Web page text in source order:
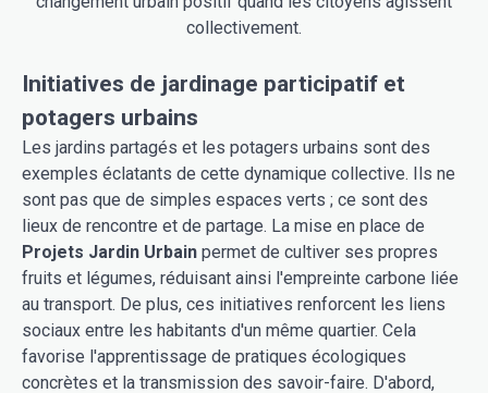
collectivement.
Initiatives de jardinage participatif et
potagers urbains
Les jardins partagés et les potagers urbains sont des
exemples éclatants de cette dynamique collective. Ils ne
sont pas que de simples espaces verts ; ce sont des
lieux de rencontre et de partage. La mise en place de
Projets Jardin Urbain permet de cultiver ses propres
fruits et légumes, réduisant ainsi l'empreinte carbone liée
au transport. De plus, ces initiatives renforcent les liens
sociaux entre les habitants d'un même quartier. Cela
favorise l'apprentissage de pratiques écologiques
concrètes et la transmission des savoir-faire. D'abord,